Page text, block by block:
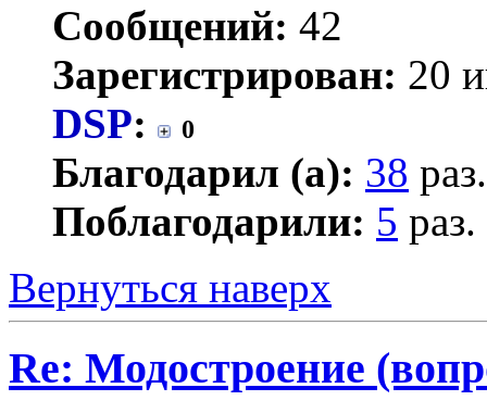
Сообщений: 42
Зарегистрирован: 20
DSP: 0
Благодарил (а): 38 раз.
Поблагодарили: 5 раз.
Вернуться наверх
Re: Модостроение